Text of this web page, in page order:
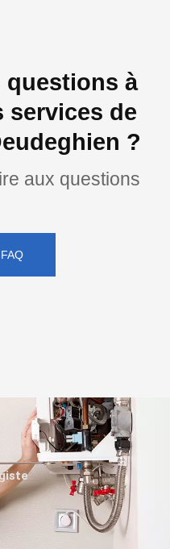
questions à
services de
?
aux questions